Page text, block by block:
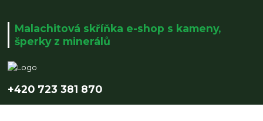
Malachitová skříňka e-shop s kameny,
šperky z minerálů
+420 723 381 870